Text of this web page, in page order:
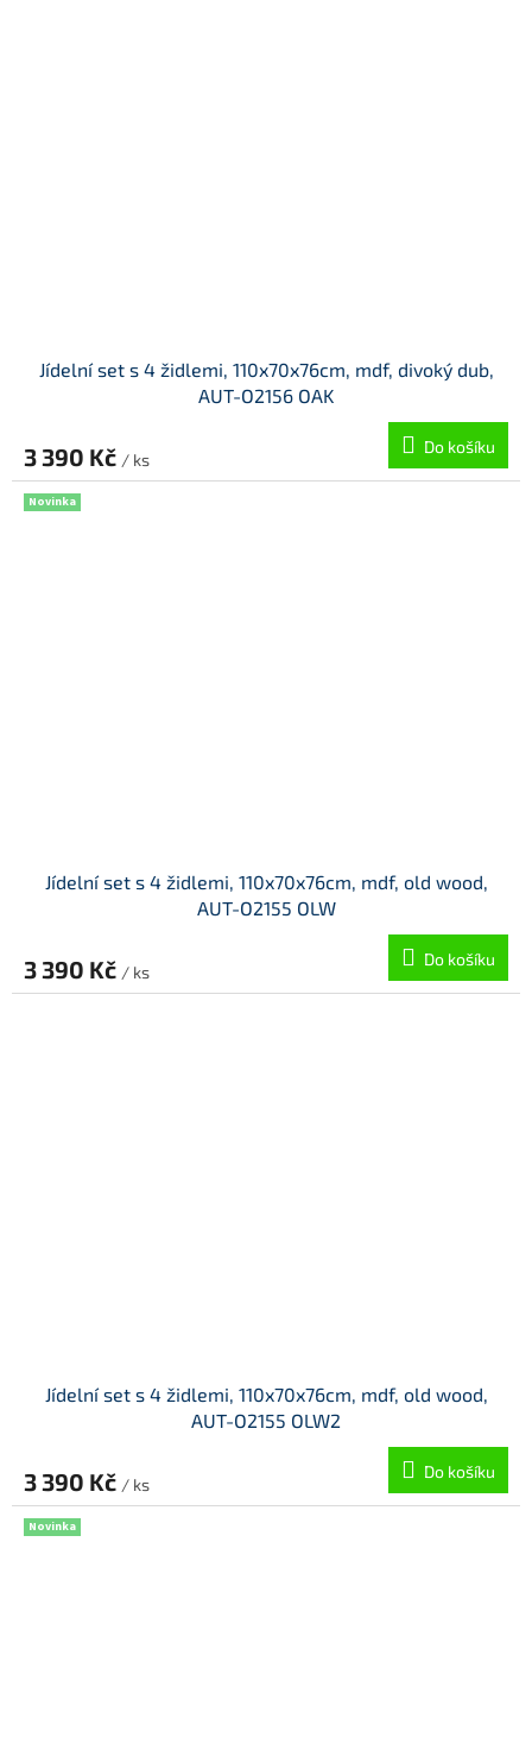
Jídelní set s 4 židlemi, 110x70x76cm, mdf, divoký dub,
AUT-O2156 OAK
3 390 Kč / ks
Do košíku
Novinka
Jídelní set s 4 židlemi, 110x70x76cm, mdf, old wood,
AUT-O2155 OLW
3 390 Kč / ks
Do košíku
Jídelní set s 4 židlemi, 110x70x76cm, mdf, old wood,
AUT-O2155 OLW2
3 390 Kč / ks
Do košíku
Novinka